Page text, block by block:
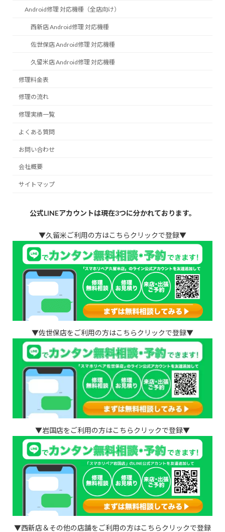
Android修理 対応機種（全店向け）
西新店 Android修理 対応機種
佐世保店 Android修理 対応機種
久留米店 Android修理 対応機種
修理料金表
修理の流れ
修理実績一覧
よくある質問
お問い合わせ
会社概要
サイトマップ
公式LINEアカウントは現在3つに分かれております。
▼久留米ご利用の方はこちらクリックで登録▼
▼佐世保店をご利用の方はこちらクリックで登録▼
▼岩国店をご利用の方はこちらクリックで登録▼
▼西新店＆その他の店舗をご利用の方はこちらクリックで登録